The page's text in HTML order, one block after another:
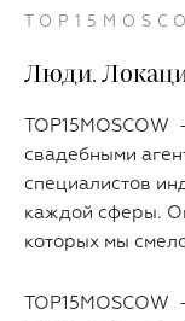
Люди.
свадебными
специалистов
каждой сферы.
которых мы